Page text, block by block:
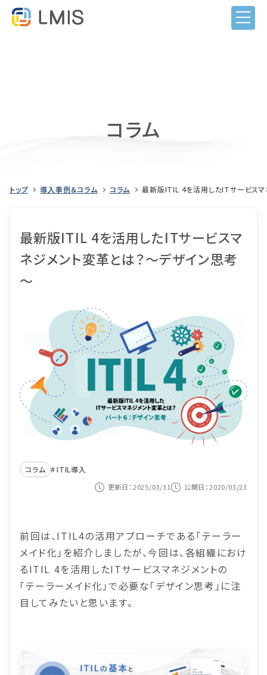
LMISとは
機能
目的から選ぶ
ITIL導入
ヘルプデスク業務
システム監査対応
サービス構成管理
カスタマーサービス
セミナー
コンテンツナビ
紹介動画を見る
コラム
トップ 導入事例＆コラム コラム 最新版ITIL 4を活用したITサービス
最新版ITIL 4を活用したITサービスマ
ネジメント変革とは？～デザイン思考
～
コラム ITIL導入
更新日：2025/03/31 公開日：2020/03/23
前回は、ITIL4の活用アプローチである「テーラー
メイド化」を紹介しましたが、今回は、各組織におけ
るITIL 4を活用したITサービスマネジメントの
「テーラーメイド化」で必要な「デザイン思考」に注
目してみたいと思います。